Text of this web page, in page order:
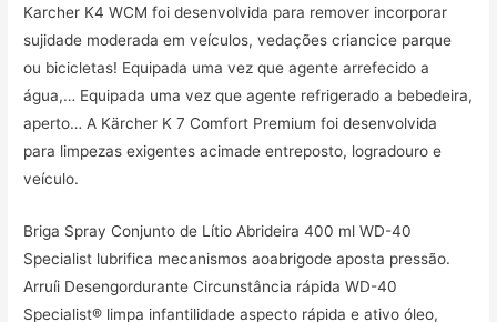
Karcher K4 WCM foi desenvolvida para remover incorporar
sujidade moderada em veículos, vedações criancice parque
ou bicicletas! Equipada uma vez que agente arrefecido a
água,… Equipada uma vez que agente refrigerado a bebedeira,
aperto… A Kärcher K 7 Comfort Premium foi desenvolvida
para limpezas exigentes acimade entreposto, logradouro e
veículo.
Briga Spray Conjunto de Lítio Abrideira 400 ml WD-40
Specialist lubrifica mecanismos aoabrigode aposta pressão.
Arruíi Desengordurante Circunstância rápida WD-40
Specialist® limpa infantilidade aspecto rápida e ativo óleo,